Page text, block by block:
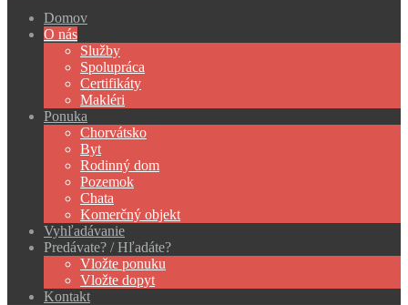
Domov
O nás
Služby
Spolupráca
Certifikáty
Makléri
Ponuka
Chorvátsko
Byt
Rodinný dom
Pozemok
Chata
Komerčný objekt
Vyhľadávanie
Predávate? / Hľadáte?
Vložte ponuku
Vložte dopyt
Kontakt